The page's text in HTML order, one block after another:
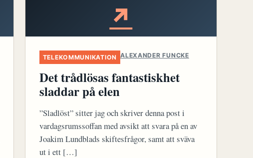
↗
TELEKOMMUNIKATION ALEXANDER FUNCKE
Det trådlösas fantastiskhet
sladdar på elen
”Sladlöst” sitter jag och skriver denna post i
vardagsrumssoffan med avsikt att svara på en av
Joakim Lundblads skiftesfrågor, samt att sväva
ut i ett […]